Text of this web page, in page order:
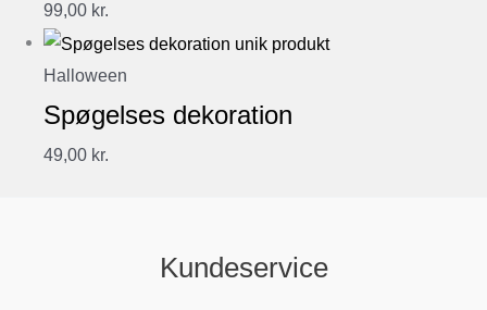
99,00 kr.
Halloween
Spøgelses dekoration
49,00 kr.
Kundeservice